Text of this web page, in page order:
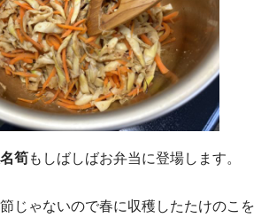
筍もしばしばお弁当に登場します。
じゃないので春に収穫したたけのこを